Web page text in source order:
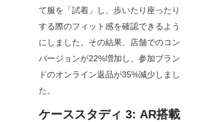
て服を「試着」し、歩いたり座ったり
する際のフィット感を確認できるよう
にしました。その結果、店舗でのコン
バージョンが22%増加し、参加ブラン
ドのオンライン返品が35%減少しまし
た。
ケーススタディ 3: AR搭載